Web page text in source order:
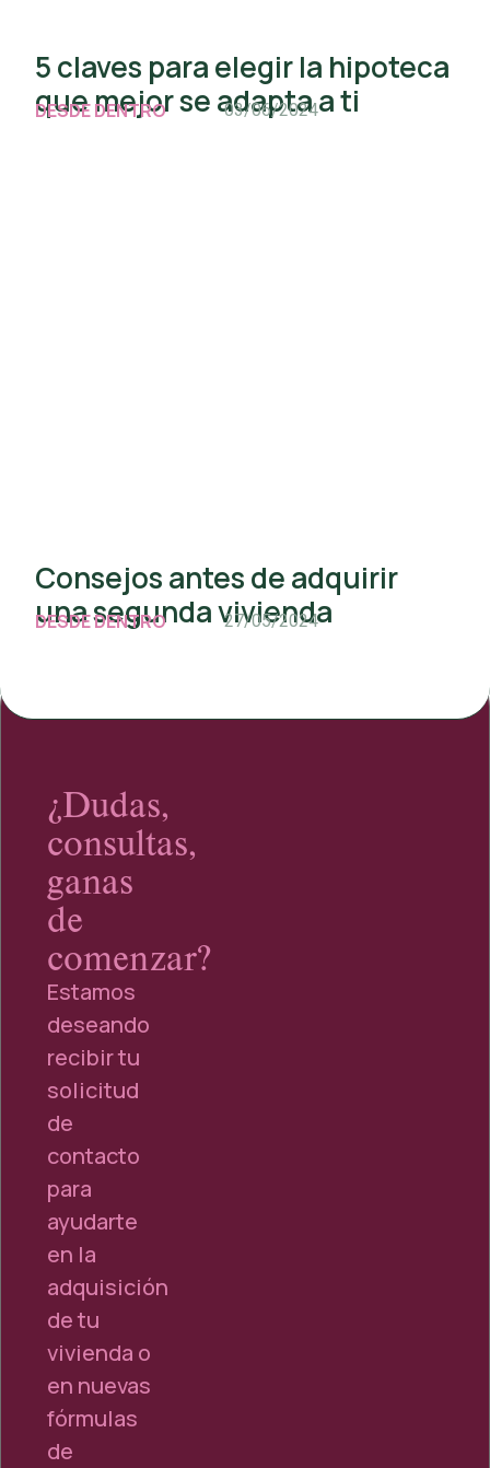
5 claves para elegir la hipoteca
que mejor se adapta a ti
DESDE DENTRO 03/06/2024
Consejos antes de adquirir
una segunda vivienda
DESDE DENTRO 27/05/2024
¿Dudas,
consultas,
ganas
de
comenzar?
Estamos
deseando
recibir tu
solicitud
de
contacto
para
ayudarte
en la
adquisición
de tu
vivienda o
en nuevas
fórmulas
de